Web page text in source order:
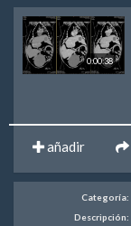
0:00:38
añadir
Categoría:
Descripción: